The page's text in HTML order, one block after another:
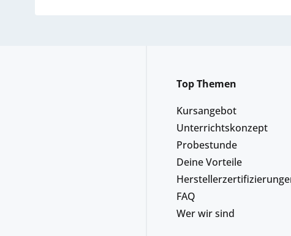
Top Themen
Kursangebot
Unterrichtskonzept
Probestunde
Deine Vorteile
FAQ
Wer wir sind